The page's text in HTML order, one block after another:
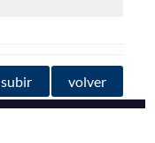
subir volver